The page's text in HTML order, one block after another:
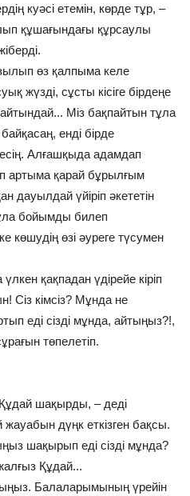
куәсі етемін, көрде тұр, –
құшағындағы құрсаулы
өз қалпыма келе
жүзді, сұсты кісіге бірдеңе
Міз бақпайтын тұла
енді бірде
Алғашқыда адамдап
артыма қарай бұрылғым
дауылдай үйіріп әкететін
бойымды билеп
көшудің өзі әуреге түсумен
қақпадан үдірейе кіріп
Сіз кімсіз? Мұнда не
еді сізді мұнда, айтыңыз?!,
төпелетіп.
шақырды, – деді
дүңк еткізген бақсы.
шақырып еді сізді мұнда?
Құдай...
Балаларымының үрейін